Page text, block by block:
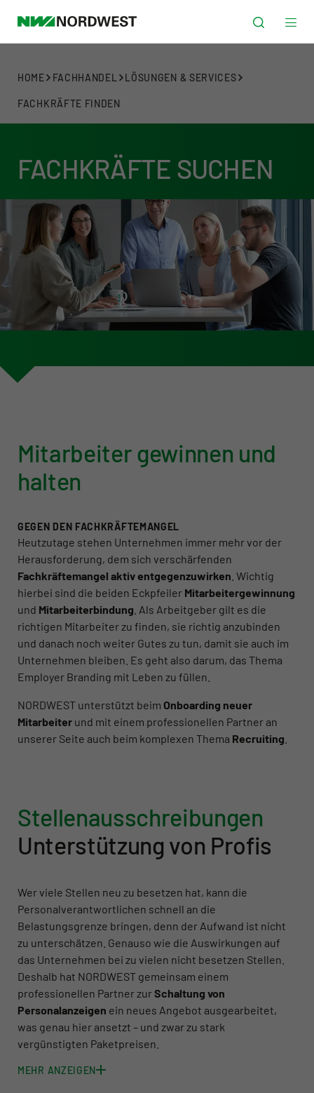
HOME FACHHANDEL LÖSUNGEN & SERVICES
FACHKRÄFTE FINDEN
FACHKRÄFTE SUCHEN
Mitarbeiter gewinnen und
halten
GEGEN DEN FACHKRÄFTEMANGEL
Heutzutage stehen Unternehmen immer mehr vor der
Herausforderung, dem sich verschärfenden
Fachkräftemangel aktiv entgegenzuwirken . Wichtig
hierbei sind die beiden Eckpfeiler Mitarbeitergewinnung
und Mitarbeiterbindung . Als Arbeitgeber gilt es die
richtigen Mitarbeiter zu finden, sie richtig anzubinden
und danach noch weiter Gutes zu tun, damit sie auch im
Unternehmen bleiben. Es geht also darum, das Thema
Employer Branding mit Leben zu füllen.
NORDWEST unterstützt beim Onboarding neuer
Mitarbeiter und mit einem professionellen Partner an
unserer Seite auch beim komplexen Thema Recruiting
Stellen­ausschrei­bungen
Unterstützung von Profis
Wer viele Stellen neu zu besetzen hat, kann die
Personalverantwortlichen schnell an die
Belastungsgrenze bringen, denn der Aufwand ist nicht
zu unterschätzen. Genauso wie die Auswirkungen auf
das Unternehmen bei zu vielen nicht besetzen Stellen.
Deshalb hat NORDWEST gemeinsam einem
professionellen Partner zurSchaltung von
Personalanzeigen ein neues Angebot ausgearbeitet,
was genau hier ansetzt – und zwar zu stark
vergünstigten Paketpreisen.
MEHR ANZEIGEN